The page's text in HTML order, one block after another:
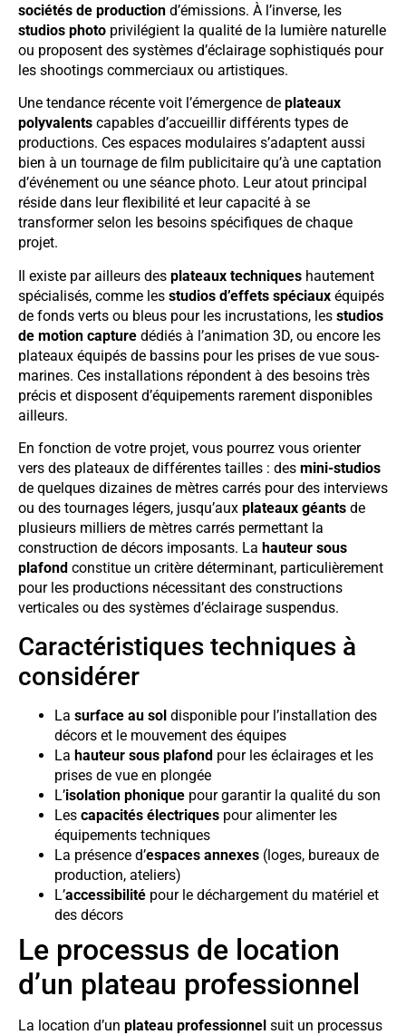
sociétés de production d’émissions. À l’inverse, les
studios photo privilégient la qualité de la lumière naturelle
ou proposent des systèmes d’éclairage sophistiqués pour
les shootings commerciaux ou artistiques.
Une tendance récente voit l’émergence de plateaux
polyvalents capables d’accueillir différents types de
productions. Ces espaces modulaires s’adaptent aussi
bien à un tournage de film publicitaire qu’à une captation
d’événement ou une séance photo. Leur atout principal
réside dans leur flexibilité et leur capacité à se
transformer selon les besoins spécifiques de chaque
projet.
Il existe par ailleurs des plateaux techniques hautement
spécialisés, comme les studios d’effets spéciaux équipés
de fonds verts ou bleus pour les incrustations, les studios
de motion capture dédiés à l’animation 3D, ou encore les
plateaux équipés de bassins pour les prises de vue sous-
marines. Ces installations répondent à des besoins très
précis et disposent d’équipements rarement disponibles
ailleurs.
En fonction de votre projet, vous pourrez vous orienter
vers des plateaux de différentes tailles : des mini-studios
de quelques dizaines de mètres carrés pour des interviews
ou des tournages légers, jusqu’aux plateaux géants de
plusieurs milliers de mètres carrés permettant la
construction de décors imposants. La hauteur sous
plafond constitue un critère déterminant, particulièrement
pour les productions nécessitant des constructions
verticales ou des systèmes d’éclairage suspendus.
Caractéristiques techniques à
considérer
La surface au sol disponible pour l’installation des
décors et le mouvement des équipes
La hauteur sous plafond pour les éclairages et les
prises de vue en plongée
L’isolation phonique pour garantir la qualité du son
Les capacités électriques pour alimenter les
équipements techniques
La présence d’espaces annexes (loges, bureaux de
production, ateliers)
L’accessibilité pour le déchargement du matériel et
des décors
Le processus de location
d’un plateau professionnel
La location d’un plateau professionnel suit un processus